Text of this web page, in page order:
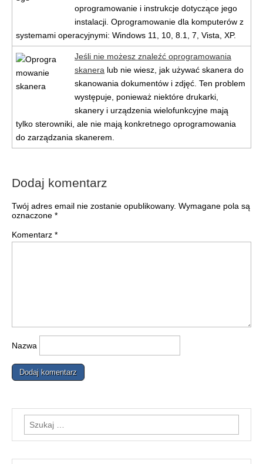
oprogramowanie i instrukcje dotyczące jego
instalacji. Oprogramowanie dla komputerów z
systemami operacyjnymi: Windows 11, 10, 8.1, 7, Vista, XP.
Jeśli nie możesz znaleźć oprogramowania
skanera lub nie wiesz, jak używać skanera do
skanowania dokumentów i zdjęć. Ten problem
występuje, ponieważ niektóre drukarki,
skanery i urządzenia wielofunkcyjne mają
tylko sterowniki, ale nie mają konkretnego oprogramowania
do zarządzania skanerem.
Dodaj komentarz
Twój adres email nie zostanie opublikowany. Wymagane pola są
oznaczone *
Komentarz *
Nazwa
Szukaj: